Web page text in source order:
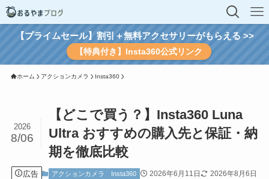
【プライムセール】割引＋無料アクセサリーがもらえる >>
【特典付き】Insta360公式リンク
ホーム アクションカメラ Insta360
【どこで買う？】Insta360 Luna
Ultra おすすめの購入先と保証・納
期を徹底比較
2026
8/06
広告 アクションカメラ Insta360 2026年6月11日 2026年8月6日